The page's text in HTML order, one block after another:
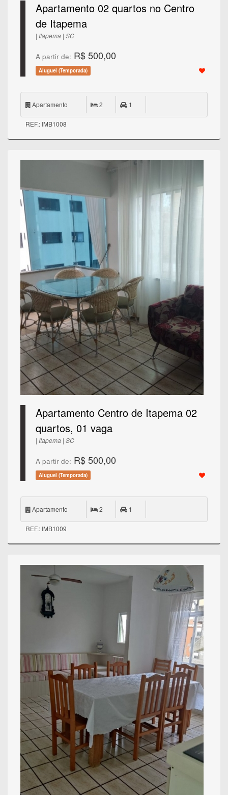
Apartamento 02 quartos no Centro
de Itapema
| Itapema | SC
A partir de: R$ 500,00
Aluguel (Temporada)
Apartamento 2 1
REF.: IMB1008
Apartamento Centro de Itapema 02
quartos, 01 vaga
| Itapema | SC
A partir de: R$ 500,00
Aluguel (Temporada)
Apartamento 2 1
REF.: IMB1009